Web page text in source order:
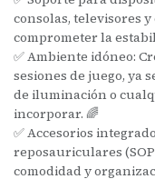
consolas, televisores
comprometer la
✅ Ambiente idóneo:
sesiones de juego, ya
de iluminación o
incorporar. 🌈
✅ Accesorios
reposauriculares
comodidad y